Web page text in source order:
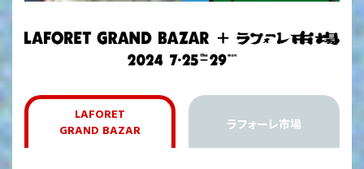
LAFORET
GRAND BAZAR
ラフォーレ市場